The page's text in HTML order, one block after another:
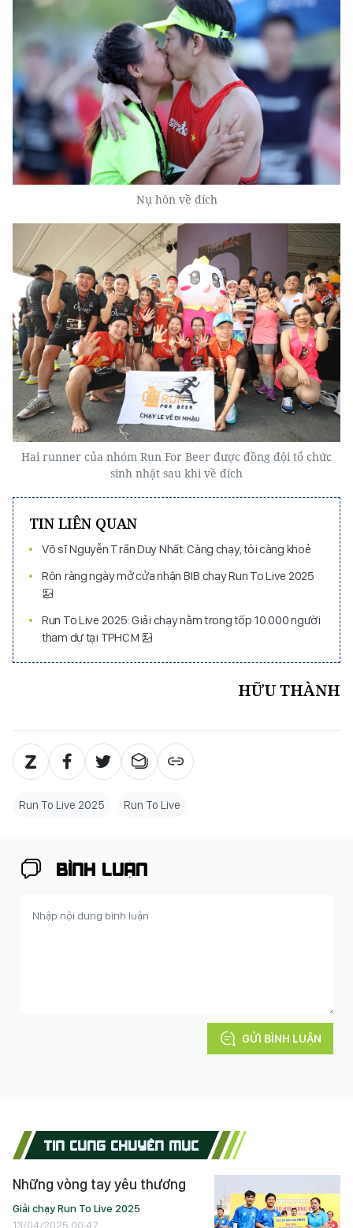
Nụ hôn về đích
Hai runner của nhóm Run For Beer được đồng đội tổ chức
sinh nhật sau khi về đích
TIN LIÊN QUAN
Võ sĩ Nguyễn Trần Duy Nhất: Càng chạy, tôi càng khoẻ
Rộn ràng ngày mở cửa nhận BIB chạy Run To Live 2025
Run To Live 2025: Giải chạy nằm trong tốp 10.000 người
tham dự tại TPHCM
HỮU THÀNH
Run To Live 2025 Run To Live
BÌNH LUẬN
GỬI BÌNH LUẬN
TIN CÙNG CHUYÊN MỤC
Những vòng tay yêu thương
Giải chạy Run To Live 2025
13/04/2025 00:47